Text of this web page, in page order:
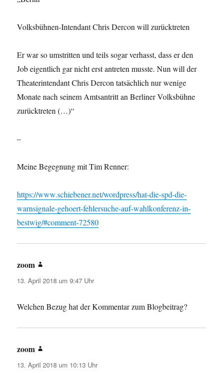
Volksbühnen-Intendant Chris Dercon will zurücktreten
Er war so umstritten und teils sogar verhasst, dass er den
Job eigentlich gar nicht erst antreten musste. Nun will der
Theaterintendant Chris Dercon tatsächlich nur wenige
Monate nach seinem Amtsantritt an Berliner Volksbühne
zurücktreten (…)“
–
Meine Begegnung mit Tim Renner:
https://www.schiebener.net/wordpress/hat-die-spd-die-
warnsignale-gehoert-fehlersuche-auf-wahlkonferenz-in-
bestwig/#comment-72580
zoom
13. April 2018 um 9:47 Uhr
Welchen Bezug hat der Kommentar zum Blogbeitrag?
zoom
13. April 2018 um 10:13 Uhr